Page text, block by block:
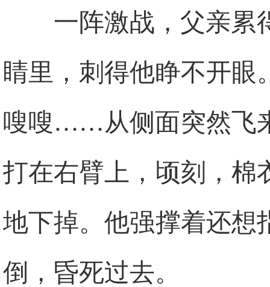
一阵激战，父亲累
睛里，刺得他睁不开眼
嗖嗖……从侧面突然飞
打在右臂上，顷刻，棉
地下掉。他强撑着还想
倒，昏死过去。